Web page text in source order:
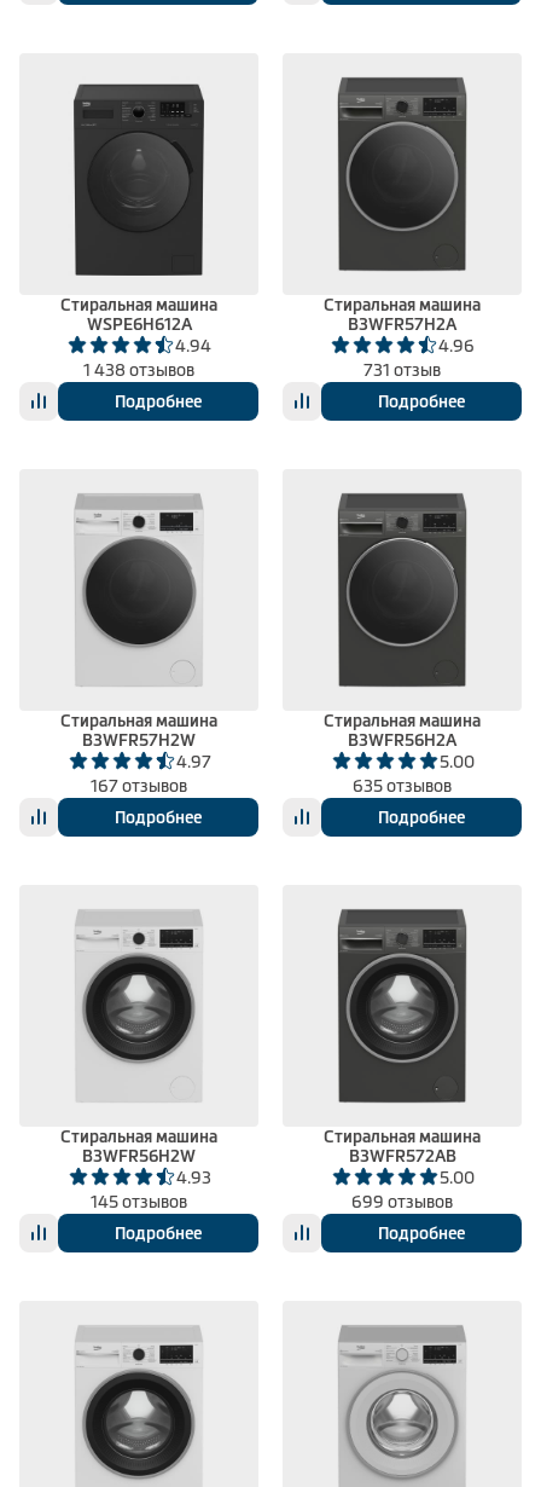
Стиральная машина
WSPE6H612A
4.94
1 438 отзывов
Подробнее
Стиральная машина
B3WFR57H2A
4.96
731 отзыв
Подробнее
Стиральная машина
B3WFR57H2W
4.97
167 отзывов
Подробнее
Стиральная машина
B3WFR56H2A
5.00
635 отзывов
Подробнее
Стиральная машина
B3WFR56H2W
4.93
145 отзывов
Подробнее
Стиральная машина
B3WFR572AB
5.00
699 отзывов
Подробнее